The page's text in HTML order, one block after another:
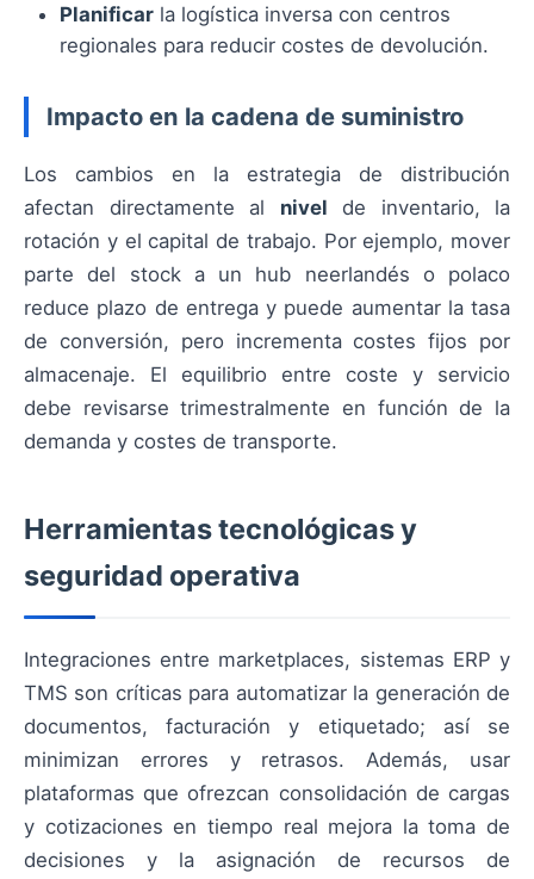
Planificar la logística inversa con centros
regionales para reducir costes de devolución.
Impacto en la cadena de suministro
Los cambios en la estrategia de distribución
afectan directamente al nivel de inventario, la
rotación y el capital de trabajo. Por ejemplo, mover
parte del stock a un hub neerlandés o polaco
reduce plazo de entrega y puede aumentar la tasa
de conversión, pero incrementa costes fijos por
almacenaje. El equilibrio entre coste y servicio
debe revisarse trimestralmente en función de la
demanda y costes de transporte.
Herramientas tecnológicas y
seguridad operativa
Integraciones entre marketplaces, sistemas ERP y
TMS son críticas para automatizar la generación de
documentos, facturación y etiquetado; así se
minimizan errores y retrasos. Además, usar
plataformas que ofrezcan consolidación de cargas
y cotizaciones en tiempo real mejora la toma de
decisiones y la asignación de recursos de